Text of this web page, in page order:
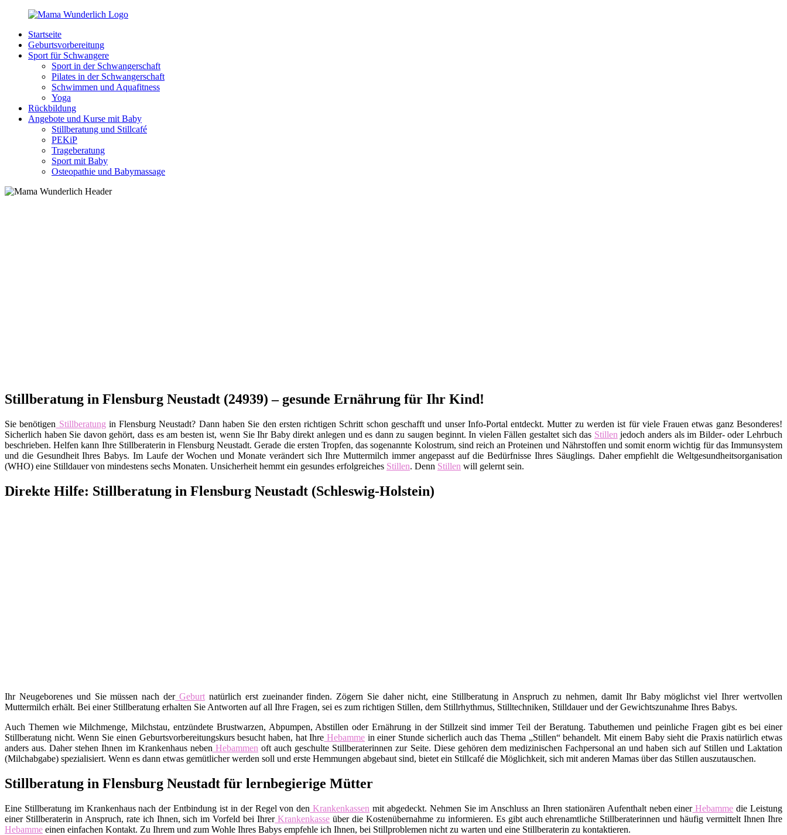
Zurück
Inhalt
MamaWunderlich.de
Mutti
sein
wunderbar!
Startseite
Geburtsvorbereitung
Sport für Schwangere
Sport in der Schwangerschaft
Pilates in der Schwangerschaft
Schwimmen und Aquafitness
Yoga
Rückbildung
Angebote und Kurse mit Baby
Stillberatung und Stillcafé
PEKiP
Trageberatung
Sport mit Baby
Osteopathie und Babymassage
Stillberatung in Flensburg Neustadt (24939) – gesunde Ernährung für Ihr Kind!
Sie benötigen Stillberatung in Flensburg Neustadt? Dann haben Sie den ersten richtigen Schritt schon geschafft und unser Info-Portal entdeckt. Mutter zu werden ist für viele Frauen etwas ganz Besonderes!
Sicherlich haben Sie davon gehört, dass es am besten ist, wenn Sie Ihr Baby direkt anlegen und es dann zu saugen beginnt. In vielen Fällen gestaltet sich das Stillen jedoch anders als im Bilder- oder Lehrbuch
beschrieben. Helfen kann Ihre Stillberaterin in Flensburg Neustadt. Gerade die ersten Tropfen, das sogenannte Kolostrum, sind reich an Proteinen und Nährstoffen und somit enorm wichtig für das Immunsystem
und die Gesundheit Ihres Babys. Im Laufe der Wochen und Monate verändert sich Ihre Muttermilch immer angepasst auf die Bedürfnisse Ihres Säuglings. Daher empfiehlt die Weltgesundheitsorganisation
(WHO) eine Stilldauer von mindestens sechs Monaten. Unsicherheit hemmt ein gesundes erfolgreiches Stillen. Denn Stillen will gelernt sein.
Direkte Hilfe: Stillberatung in Flensburg Neustadt (Schleswig-Holstein)
Ihr Neugeborenes und Sie müssen nach derGeburt natürlich erst zueinander finden. Zögern Sie daher nicht, eine Stillberatung in Anspruch zu nehmen, damit Ihr Baby möglichst viel Ihrer wertvollen
Muttermilch erhält. Bei einer Stillberatung erhalten Sie Antworten auf all Ihre Fragen, sei es zum richtigen Stillen, dem Stillrhythmus, Stilltechniken, Stilldauer und der Gewichtszunahme Ihres Babys.
Auch Themen wie Milchmenge, Milchstau, entzündete Brustwarzen, Abpumpen, Abstillen oder Ernährung in der Stillzeit sind immer Teil der Beratung. Tabuthemen und peinliche Fragen gibt es bei einer
Stillberatung nicht. Wenn Sie einen Geburtsvorbereitungskurs besucht haben, hat Ihre Hebamme in einer Stunde sicherlich auch das Thema „Stillen“ behandelt. Mit einem Baby sieht die Praxis natürlich etwas
anders aus. Daher stehen Ihnen im Krankenhaus neben Hebammen oft auch geschulte Stillberaterinnen zur Seite. Diese gehören dem medizinischen Fachpersonal an und haben sich auf Stillen und Laktation
(Milchabgabe) spezialisiert. Wenn es dann etwas gemütlicher werden soll und erste Hemmungen abgebaut sind, bietet ein Stillcafé die Möglichkeit, sich mit anderen Mamas über das Stillen auszutauschen.
Stillberatung in Flensburg Neustadt für lernbegierige Mütter
Eine Stillberatung im Krankenhaus nach der Entbindung ist in der Regel von den Krankenkassen mit abgedeckt. Nehmen Sie im Anschluss an Ihren stationären Aufenthalt neben einerHebamme die Leistung
einer Stillberaterin in Anspruch, rate ich Ihnen, sich im Vorfeld bei IhrerKrankenkasse über die Kostenübernahme zu informieren. Es gibt auch ehrenamtliche Stillberaterinnen und häufig vermittelt Ihnen Ihre
Hebamme einen einfachen Kontakt. Zu Ihrem und zum Wohle Ihres Babys empfehle ich Ihnen, bei Stillproblemen nicht zu warten und eine Stillberaterin zu kontaktieren.